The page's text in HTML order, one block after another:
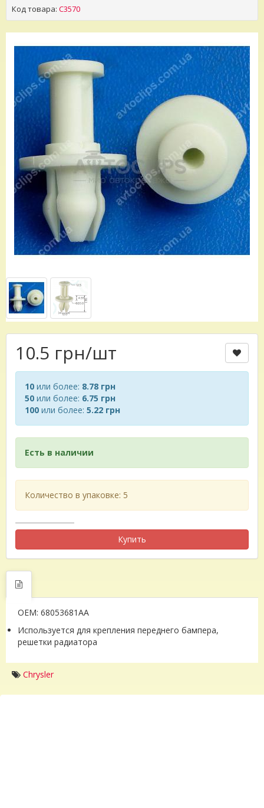
Код товара: C3570
10.5 грн/шт
10 или более: 8.78 грн
50 или более: 6.75 грн
100 или более: 5.22 грн
Есть в наличии
Количество в упаковке: 5
Купить
OEM: 68053681AA
Используется для крепления переднего бампера,
решетки радиатора
Chrysler